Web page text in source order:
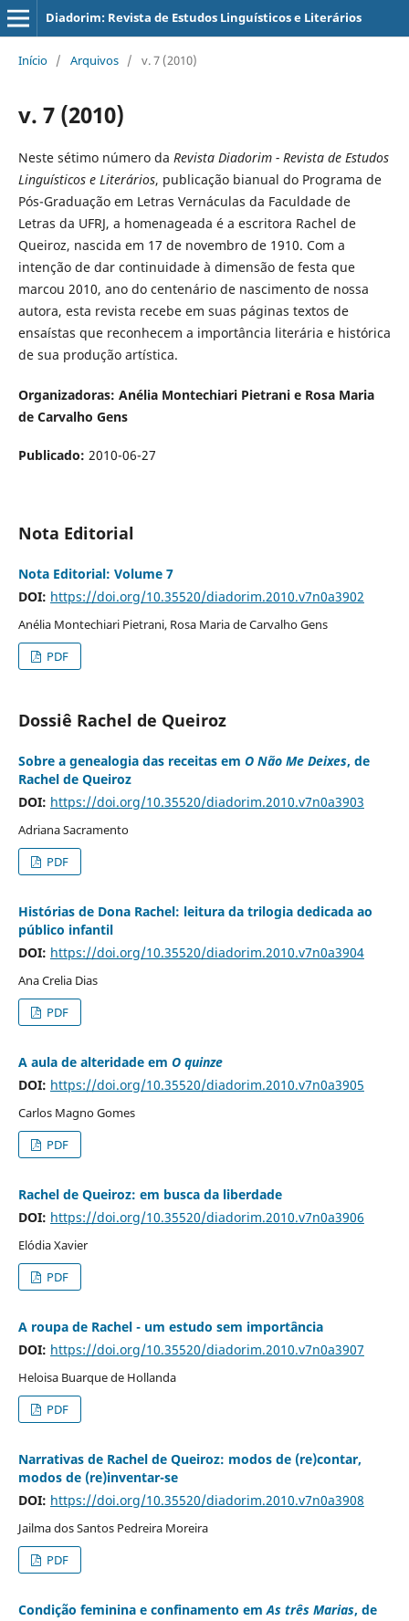
Diadorim: Revista de Estudos Linguísticos e Literários
Início / Arquivos / v. 7 (2010)
v. 7 (2010)
Neste sétimo número da Revista Diadorim - Revista de Estudos
Linguísticos e Literários, publicação bianual do Programa de
Pós-Graduação em Letras Vernáculas da Faculdade de
Letras da UFRJ, a homenageada é a escritora Rachel de
Queiroz, nascida em 17 de novembro de 1910. Com a
intenção de dar continuidade à dimensão de festa que
marcou 2010, ano do centenário de nascimento de nossa
autora, esta revista recebe em suas páginas textos de
ensaístas que reconhecem a importância literária e histórica
de sua produção artística.
Organizadoras: Anélia Montechiari Pietrani e Rosa Maria
de Carvalho Gens
Publicado: 2010-06-27
Nota Editorial
Nota Editorial: Volume 7
DOI: https://doi.org/10.35520/diadorim.2010.v7n0a3902
Anélia Montechiari Pietrani, Rosa Maria de Carvalho Gens
PDF
Dossiê Rachel de Queiroz
Sobre a genealogia das receitas em O Não Me Deixes, de
Rachel de Queiroz
DOI: https://doi.org/10.35520/diadorim.2010.v7n0a3903
Adriana Sacramento
PDF
Histórias de Dona Rachel: leitura da trilogia dedicada ao
público infantil
DOI: https://doi.org/10.35520/diadorim.2010.v7n0a3904
Ana Crelia Dias
PDF
A aula de alteridade em O quinze
DOI: https://doi.org/10.35520/diadorim.2010.v7n0a3905
Carlos Magno Gomes
PDF
Rachel de Queiroz: em busca da liberdade
DOI: https://doi.org/10.35520/diadorim.2010.v7n0a3906
Elódia Xavier
PDF
A roupa de Rachel - um estudo sem importância
DOI: https://doi.org/10.35520/diadorim.2010.v7n0a3907
Heloisa Buarque de Hollanda
PDF
Narrativas de Rachel de Queiroz: modos de (re)contar,
modos de (re)inventar-se
DOI: https://doi.org/10.35520/diadorim.2010.v7n0a3908
Jailma dos Santos Pedreira Moreira
PDF
Condição feminina e confinamento emAs três Marias, de